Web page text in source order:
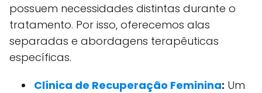
possuem necessidades distintas durante o
tratamento. Por isso, oferecemos alas
separadas e abordagens terapêuticas
específicas.
Clínica de Recuperação Feminina: Um